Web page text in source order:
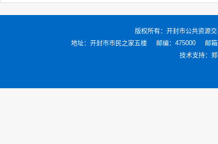
版权所有： 开封市公共资源
地址：开封市市民之家五楼
邮编：475000
邮
技术支持：